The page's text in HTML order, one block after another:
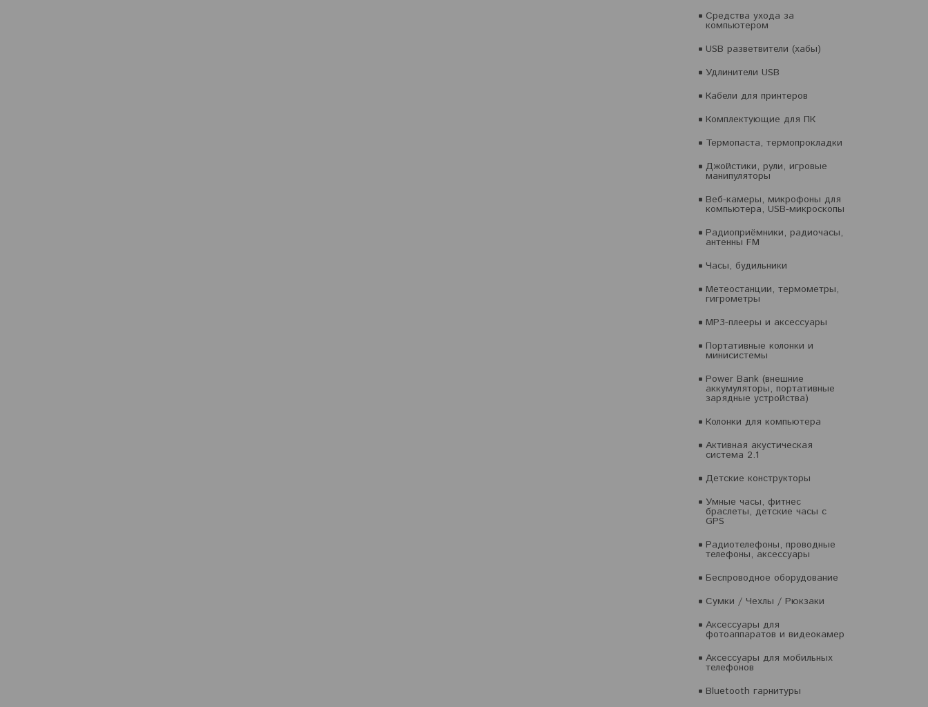
Средства ухода за
компьютером
USB разветвители (хабы)
Удлинители USB
Кабели для принтеров
Комплектующие для ПК
Термопаста, термопрокладки
Джойстики, рули, игровые
манипуляторы
Веб-камеры, микрофоны для
компьютера, USB-микроскопы
Радиоприёмники, радиочасы,
антенны FM
Часы, будильники
Метеостанции, термометры,
гигрометры
MP3-плееры и аксессуары
Портативные колонки и
минисистемы
Power Bank (внешние
аккумуляторы, портативные
зарядные устройства)
Колонки для компьютера
Активная акустическая
система 2.1
Детские конструкторы
Умные часы, фитнес
браслеты, детские часы с
GPS
Радиотелефоны, проводные
телефоны, аксессуары
Беспроводное оборудование
Сумки / Чехлы / Рюкзаки
Аксессуары для
фотоаппаратов и видеокамер
Аксессуары для мобильных
телефонов
Bluetooth гарнитуры